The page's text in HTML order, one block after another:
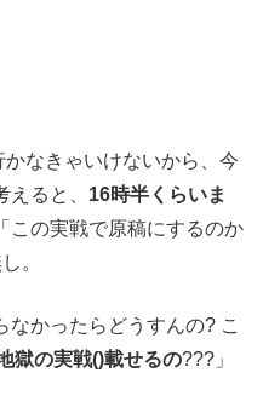
かなきゃいけないから、今
ると、 16時半くらいま
この実戦で原稿にするのか
。
なかったらどうすんの? こ
獄の実戦()載せるの???」